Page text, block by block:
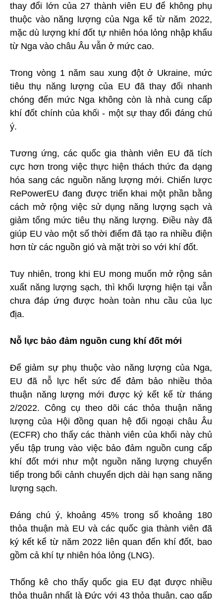
thay đổi lớn của 27 thành viên EU để không phụ
thuộc vào năng lượng của Nga kể từ năm 2022,
mặc dù lượng khí đốt tự nhiên hóa lỏng nhập khẩu
từ Nga vào châu Âu vẫn ở mức cao.
Trong vòng 1 năm sau xung đột ở Ukraine, mức
tiêu thụ năng lượng của EU đã thay đổi nhanh
chóng đến mức Nga không còn là nhà cung cấp
khí đốt chính của khối - một sự thay đổi đáng chú
ý.
Tương ứng, các quốc gia thành viên EU đã tích
cực hơn trong việc thực hiện thách thức đa dạng
hóa sang các nguồn năng lượng mới. Chiến lược
RePowerEU đang được triển khai một phần bằng
cách mở rộng việc sử dụng năng lượng sạch và
giảm tổng mức tiêu thụ năng lượng. Điều này đã
giúp EU vào một số thời điểm đã tạo ra nhiều điện
hơn từ các nguồn gió và mặt trời so với khí đốt.
Tuy nhiên, trong khi EU mong muốn mở rộng sản
xuất năng lượng sạch, thì khối lượng hiện tại vẫn
chưa đáp ứng được hoàn toàn nhu cầu của lục
địa.
Nỗ lực bảo đảm nguồn cung khí đốt mới
Để giảm sự phụ thuộc vào năng lượng của Nga,
EU đã nỗ lực hết sức để đảm bảo nhiều thỏa
thuận năng lượng mới được ký kết kể từ tháng
2/2022. Công cụ theo dõi các thỏa thuận năng
lượng của Hội đồng quan hệ đối ngoại châu Âu
(ECFR) cho thấy các thành viên của khối này chủ
yếu tập trung vào việc bảo đảm nguồn cung cấp
khí đốt mới như một nguồn năng lượng chuyển
tiếp trong bối cảnh chuyển dịch dài hạn sang năng
lượng sạch.
Đáng chú ý, khoảng 45% trong số khoảng 180
thỏa thuận mà EU và các quốc gia thành viên đã
ký kết kể từ năm 2022 liên quan đến khí đốt, bao
gồm cả khí tự nhiên hóa lỏng (LNG).
Thống kê cho thấy quốc gia EU đạt được nhiều
thỏa thuận nhất là Đức với 43 thỏa thuận, cao gấp